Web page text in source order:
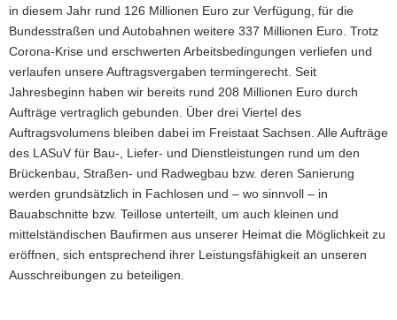
in diesem Jahr rund 126 Millionen Euro zur Verfügung, für die
Bundesstraßen und Autobahnen weitere 337 Millionen Euro. Trotz
Corona-Krise und erschwerten Arbeitsbedingungen verliefen und
verlaufen unsere Auftragsvergaben termingerecht. Seit
Jahresbeginn haben wir bereits rund 208 Millionen Euro durch
Aufträge vertraglich gebunden. Über drei Viertel des
Auftragsvolumens bleiben dabei im Freistaat Sachsen. Alle Aufträge
des LASuV für Bau-, Liefer- und Dienstleistungen rund um den
Brückenbau, Straßen- und Radwegbau bzw. deren Sanierung
werden grundsätzlich in Fachlosen und – wo sinnvoll – in
Bauabschnitte bzw. Teillose unterteilt, um auch kleinen und
mittelständischen Baufirmen aus unserer Heimat die Möglichkeit zu
eröffnen, sich entsprechend ihrer Leistungsfähigkeit an unseren
Ausschreibungen zu beteiligen.